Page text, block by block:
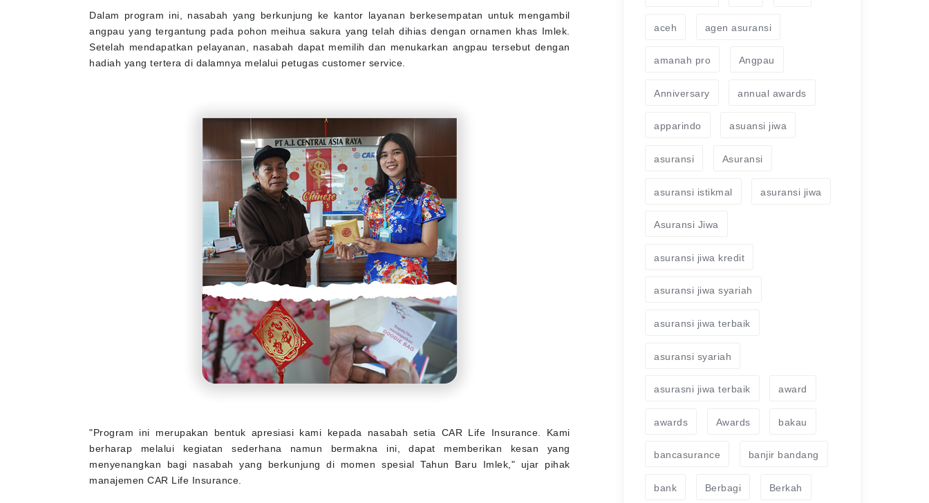
Dalam program ini, nasabah yang berkunjung ke kantor layanan berkesempatan untuk mengambil
angpau yang tergantung pada pohon meihua sakura yang telah dihias dengan ornamen khas Imlek.
Setelah mendapatkan pelayanan, nasabah dapat memilih dan menukarkan angpau tersebut dengan
hadiah yang tertera di dalamnya melalui petugas customer service.
"Program ini merupakan bentuk apresiasi kami kepada nasabah setia CAR Life Insurance. Kami
berharap melalui kegiatan sederhana namun bermakna ini, dapat memberikan kesan yang
menyenangkan bagi nasabah yang berkunjung di momen spesial Tahun Baru Imlek," ujar pihak
manajemen CAR Life Insurance.
aceh agen asuransi
amanah pro Angpau
Anniversary annual awards
apparindo asuansi jiwa
asuransi Asuransi
asuransi istikmal asuransi jiwa
Asuransi Jiwa
asuransi jiwa kredit
asuransi jiwa syariah
asuransi jiwa terbaik
asuransi syariah
asurasni jiwa terbaik award
awards Awards bakau
bancasurance banjir bandang
bank Berbagi Berkah